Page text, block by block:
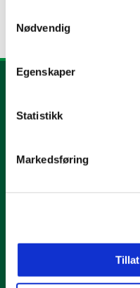
Nødvendig
Egenskaper
Statistikk
Markedsføring
E-post: